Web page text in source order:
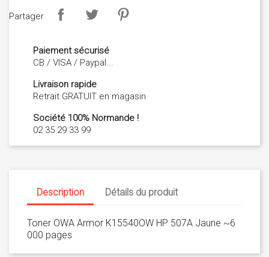
Partager
Paiement sécurisé
CB / VISA / Paypal...
Livraison rapide
Retrait GRATUIT en magasin
Société 100% Normande !
02 35 29 33 99
Description Détails du produit
Toner OWA Armor K15540OW HP 507A Jaune ~6
000 pages